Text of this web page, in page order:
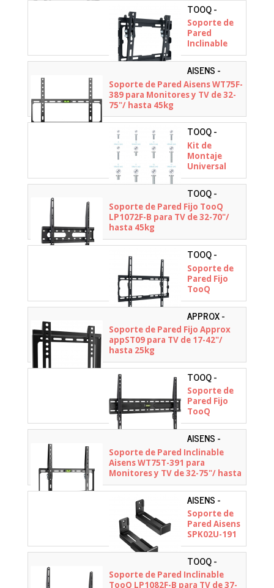
TOOQ -
LP1044T-B
Soporte de
Pared
Inclinable
TooQ
LP1044T-B
para TV de
23-43"/ hasta
45kg
AISENS -
WT75F-389
Soporte de Pared Aisens WT75F-
389 para Monitores y TV de 32-
75"/ hasta 45kg
TOOQ -
SSK4820
Kit de
Montaje
Universal
TooQ
SSK4820 para
pantallas con
Tornillería
TOOQ -
LP1072F-B
Soporte de Pared Fijo TooQ
LP1072F-B para TV de 32-70"/
hasta 45kg
TOOQ -
LP1070F-B
Soporte de
Pared Fijo
TooQ
LP1070F-B
para TV de
32-70"/ hasta
45kg
APPROX -
APPST09
Soporte de Pared Fijo Approx
appST09 para TV de 17-42"/
hasta 25kg
TOOQ -
LP1050F-B
Soporte de
Pared Fijo
TooQ
LP1050F-B
para TV de
37-86"/ hasta
45kg
AISENS -
WT75T-391
Soporte de Pared Inclinable
Aisens WT75T-391 para
Monitores y TV de 32-75"/ hasta
45kg
AISENS -
SPK02U-191
Soporte de
Pared Aisens
SPK02U-191
para Barra de
Sonido/
hasta 15kg
TOOQ -
LP1082F-B
Soporte de Pared Inclinable
TooQ LP1082F-B para TV de 37-